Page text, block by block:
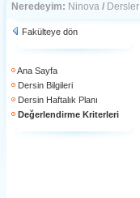
Neredeyim: Ninova / Dersler
Fakülteye dön
Ana Sayfa
Dersin Bilgileri
Dersin Haftalık Planı
Değerlendirme Kriterleri